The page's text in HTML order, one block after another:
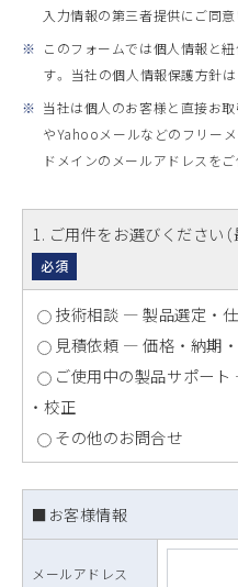
入力情報の第三者提供にご同
※ このフォームでは個人情報と
す。 当社の個人情報保護方針は
※ 当社は個人のお客様と直接お
やYahooメールなどのフリー
ドメインのメールアドレスをご
1. ご用件をお選びください
必須
技術相談 ― 製品選定 ・
見積依頼 ― 価格 ・ 納期
ご使用中の製品サポート
・ 校正
その他のお問合せ
■お客様情報
メールアドレス